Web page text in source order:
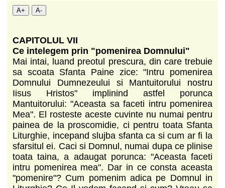
A+ A-
CAPITOLUL VII
Ce intelegem prin "pomenirea Domnului"
Mai intai, luand preotul prescura, din care trebuie
sa scoata Sfanta Paine zice: "Intru pomenirea
Domnului Dumnezeului si Mantuitorului nostru
Iisus Hristos" implinind astfel porunca
Mantuitorului: "Aceasta sa faceti intru pomenirea
Mea". El rosteste aceste cuvinte nu numai pentru
painea de la proscomidie, ci pentru toata Sfanta
Liturghie, incepand slujba sfanta ca si cum ar fi la
sfarsitul ei. Caci si Domnul, numai dupa ce plinise
toata taina, a adaugat porunca: "Aceasta faceti
intru pomenirea mea". Dar in ce consta aceasta
"pomenire"? Cum pomenim adica pe Domnul in